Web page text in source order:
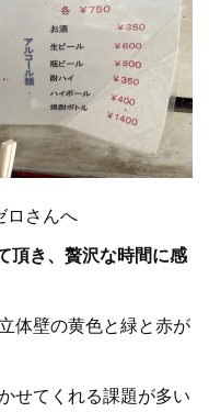
ロさんへ
頂き、贅沢な時間に感
体壁の黄色と緑と赤が
せてくれる課題が多い